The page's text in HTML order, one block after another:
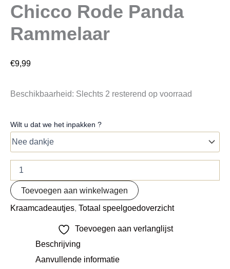
Chicco Rode Panda
Rammelaar
€9,99
Beschikbaarheid: Slechts 2 resterend op voorraad
Wilt u dat we het inpakken ?
Toevoegen aan winkelwagen
Kraamcadeautjes, Totaal speelgoedoverzicht
Toevoegen aan verlanglijst
Beschrijving
Aanvullende informatie